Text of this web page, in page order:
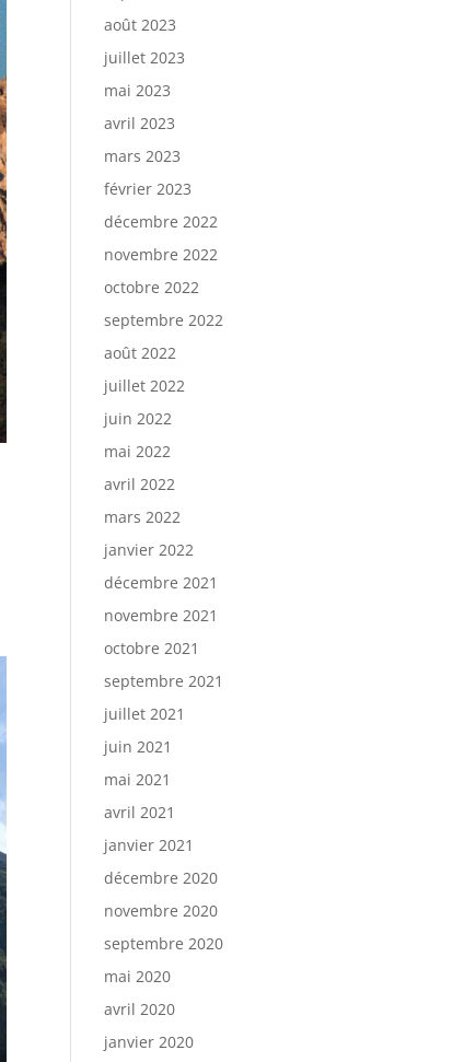
août 2023
juillet 2023
mai 2023
avril 2023
mars 2023
février 2023
décembre 2022
novembre 2022
octobre 2022
septembre 2022
août 2022
juillet 2022
juin 2022
mai 2022
avril 2022
mars 2022
janvier 2022
décembre 2021
novembre 2021
octobre 2021
septembre 2021
juillet 2021
juin 2021
mai 2021
avril 2021
janvier 2021
décembre 2020
novembre 2020
septembre 2020
mai 2020
avril 2020
janvier 2020